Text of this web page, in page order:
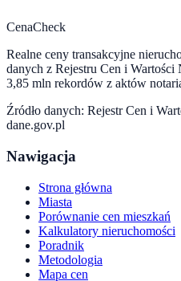
CenaCheck
Realne ceny transakcyjne
danych z Rejestru Cen i
3,85 mln rekordów z aktów
Źródło danych: Rejestr Cen i
dane.gov.pl
Nawigacja
Strona główna
Miasta
Porównanie cen mieszkań
Kalkulatory nieruchomości
Poradnik
Metodologia
Mapa cen